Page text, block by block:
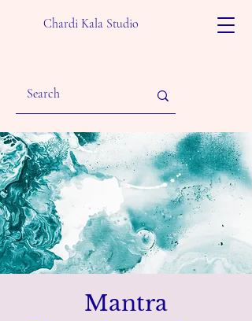
Chardi Kala Studio
Mantra